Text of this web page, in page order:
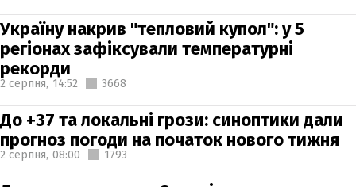
Україну накрив "тепловий купол": у 5
регіонах зафіксували температурні
рекорди
2 серпня, 14:52 3668
До +37 та локальні грози: синоптики дали
прогноз погоди на початок нового тижня
2 серпня, 08:00 1793